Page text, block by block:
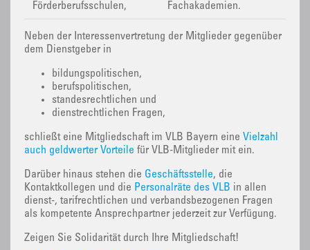
Förderberufsschulen, Fachakademien.
Neben der Interessenvertretung der Mitglieder gegenüber
dem Dienstgeber in
bildungspolitischen,
berufspolitischen,
standesrechtlichen und
dienstrechtlichen Fragen,
schließt eine Mitgliedschaft im VLB Bayern eine Vielzahl
auch geldwerter Vorteile für VLB-Mitglieder mit ein.
Darüber hinaus stehen die Geschäftsstelle, die
Kontaktkollegen und die Personalräte des VLB in allen
dienst-, tarifrechtlichen und verbandsbezogenen Fragen
als kompetente Ansprechpartner jederzeit zur Verfügung.
Zeigen Sie Solidarität durch Ihre Mitgliedschaft!